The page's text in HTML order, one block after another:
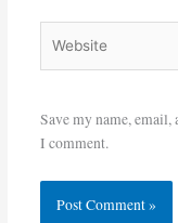
Save my name,
I comment.